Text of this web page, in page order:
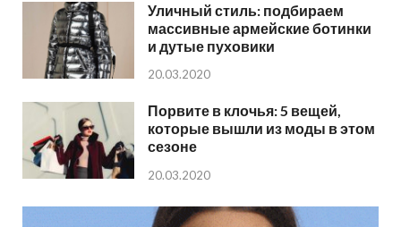
Уличный стиль: подбираем
массивные армейские ботинки
и дутые пуховики
20.03.2020
Порвите в клочья: 5 вещей,
которые вышли из моды в этом
сезоне
20.03.2020